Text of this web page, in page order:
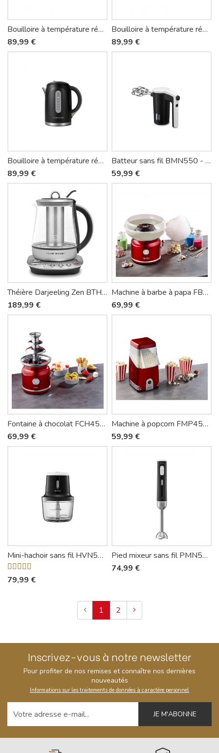
Bouilloire à température réglable Mila BBT577 - Riviera-et-Bar
89,99 €
Bouilloire à température réglable Mila BBT578 - Riviera-et-Bar
89,99 €
Bouilloire à température réglable Mila BBT579 - Riviera-et-Bar
89,99 €
Batteur sans fil BMN550 - Siméo
59,99 €
Théière Darjeeling Zen BTH570 - Riviera-et-Bar
189,99 €
Machine à barbe à papa FBP450 - Siméo
69,99 €
Fontaine à chocolat FCH450 - Siméo
69,99 €
Machine à popcorn FMP450 - Siméo
59,99 €
Mini-hachoir sans fil HVN550 - Siméo
79,99 €
Pied mixeur sans fil PMN550 - Siméo
74,99 €
Précédent
1 2 Suivant
Inscrivez-vous à notre newsletter
Pour profiter de nos remises et connaître nos dernières
nouveautés
Informations sur les traitements de données à caractère personnel